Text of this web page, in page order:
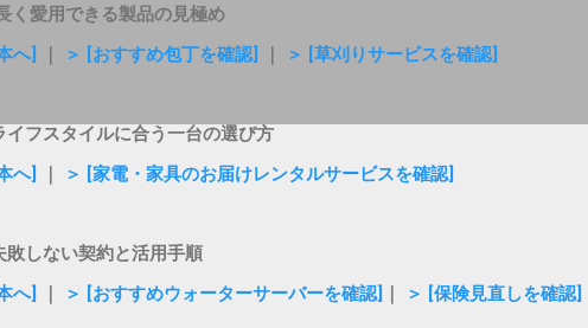
く愛用できる製品の見極め
へ]
＞ [おすすめ包丁を確認] ＞ [草刈りサービスを確認]
イフスタイルに合う一台の選び方
へ]
＞ [家電・家具のお届けレンタルサービスを確認]
敗しない契約と活用手順
へ]
＞ [おすすめウォーターサーバーを確認] ＞ [保険見直しを確認]